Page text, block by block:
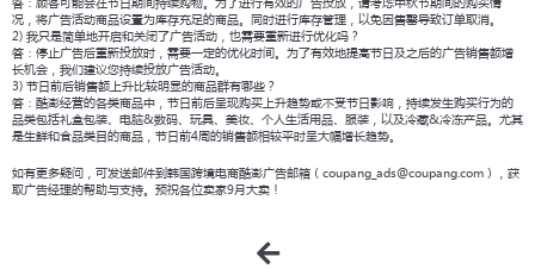
况，将广告活动商品设置为库存充足的商品。同时进行库存管理，以免因售罄导致订单取消。
2) 我只是简单地开启和关闭了广告活动，也需要重新进行优化吗？
答：停止广告后重新投放时，需要一定的优化时间。为了有效地提高节日及之后的广告销售额增
长机会，我们建议您持续投放广告活动。
3) 节日前后销售额上升比较明显的商品群有哪些？
答：酷澎经营的各类商品中，节日前后呈现购买上升趋势或不受节日影响，持续发生购买行为的
品类包括礼盒包装、电脑&数码、玩具、美妆、个人生活用品、服装，以及冷藏&冷冻产品。尤其
是生鲜和食品类目的商品，节日前4周的销售额相较平时呈大幅增长趋势。
如有更多疑问，可发送邮件到韩国跨境电商酷澎广告邮箱（coupang_ads@coupang.com），获
取广告经理的帮助与支持。预祝各位卖家9月大卖！